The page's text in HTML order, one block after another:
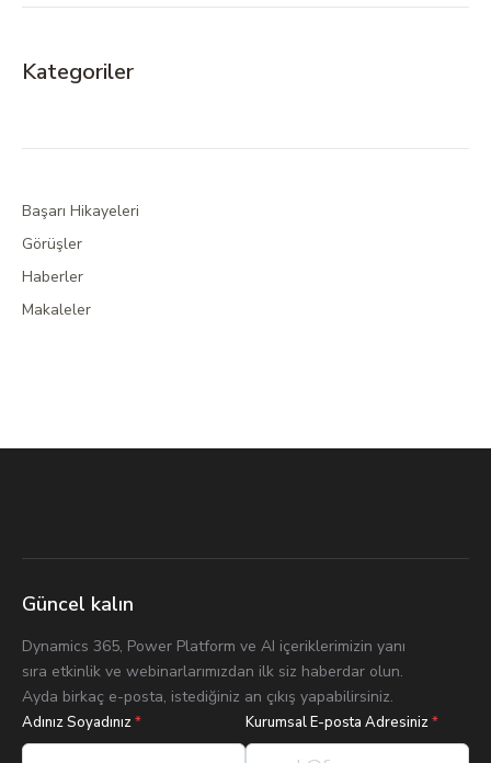
Kategoriler
Başarı Hikayeleri
Görüşler
Haberler
Makaleler
Güncel kalın
Dynamics 365, Power Platform ve AI içeriklerimizin yanı
sıra etkinlik ve webinarlarımızdan ilk siz haberdar olun.
Ayda birkaç e-posta, istediğiniz an çıkış yapabilirsiniz.
Adınız Soyadınız* Kurumsal E-posta Adresiniz*